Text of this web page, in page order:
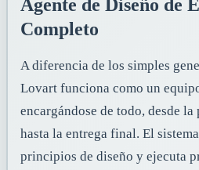
Agente de Diseño de
Completo
A diferencia de los simples
Lovart funciona como un
encargándose de todo, desde
hasta la entrega final. El
principios de diseño y ejecuta